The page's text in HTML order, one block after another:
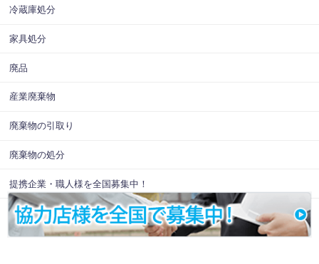
冷蔵庫処分
家具処分
廃品
産業廃棄物
廃棄物の引取り
廃棄物の処分
提携企業・職人様を全国募集中！